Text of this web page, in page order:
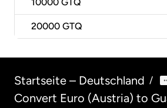
10000 GTQ
20000 GTQ
Startseite – Deutschland /
Convert Euro (Austria) to